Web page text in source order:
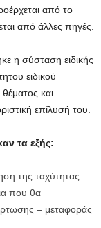
από το
από άλλες πηγές.
η σύσταση ειδικής
ειδικού
και
επίλυσή του.
τα εξής:
της ταχύτητας
που θα
– μεταφοράς